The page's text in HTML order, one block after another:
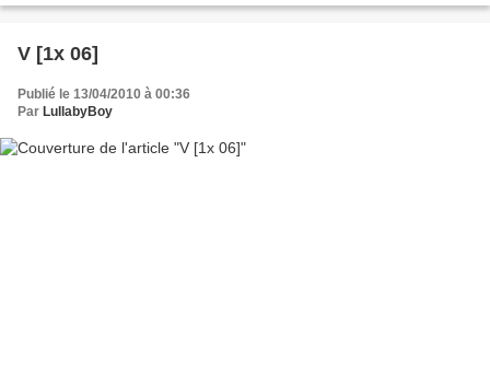
V [1x 06]
Publié le 13/04/2010 à 00:36
Par LullabyBoy